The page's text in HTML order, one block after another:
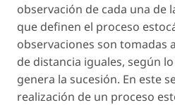
observación de cada una de
que definen el proceso
observaciones son tomadas
de distancia iguales, según
genera la sucesión. En este
realización de un proceso